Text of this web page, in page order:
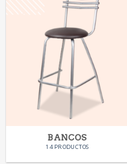
BANCOS
14 PRODUCTOS